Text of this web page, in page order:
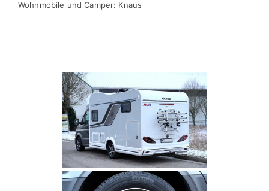
Wohnmobile und Camper: Knaus